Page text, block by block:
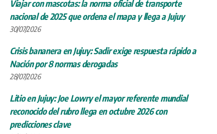
Viajar con mascotas: la norma oficial de transporte
nacional de 2025 que ordena el mapa y llega a Jujuy
30/07/2026
Crisis bananera en Jujuy: Sadir exige respuesta rápido a
Nación por 8 normas derogadas
28/07/2026
Litio en Jujuy: Joe Lowry el mayor referente mundial
reconocido del rubro llega en octubre 2026 con
predicciones clave